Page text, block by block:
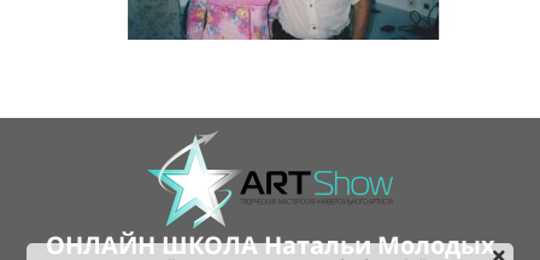
ОНЛАЙН ШКОЛА Натальи Молодых